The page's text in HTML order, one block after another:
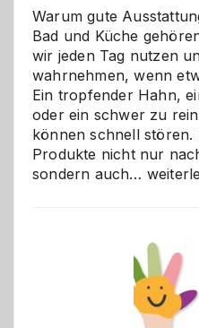
Warum gute
Bad und Küche
wir jeden Tag nutzen
wahrnehmen, wenn
Ein tropfender Hahn,
oder ein schwer zu
können schnell stören.
Produkte nicht nur
sondern auch… Bad
besser